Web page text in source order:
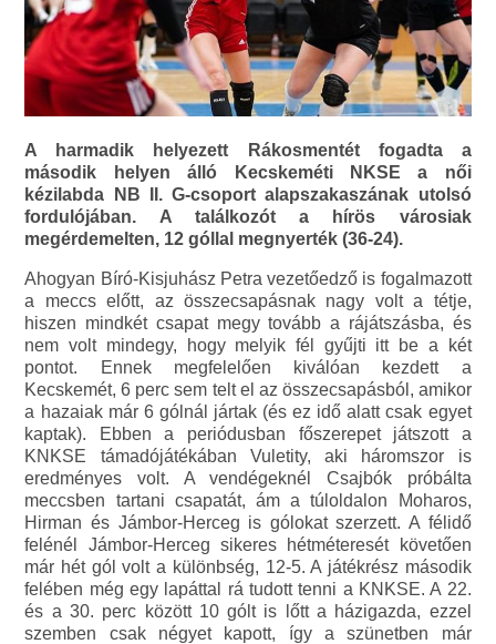
A harmadik helyezett Rákosmentét fogadta a
második helyen álló Kecskeméti NKSE a női
kézilabda NB II. G-csoport alapszakaszának utolsó
fordulójában. A találkozót a hírös városiak
megérdemelten, 12 góllal megnyerték (36-24).
Ahogyan Bíró-Kisjuhász Petra vezetőedző is fogalmazott
a meccs előtt, az összecsapásnak nagy volt a tétje,
hiszen mindkét csapat megy tovább a rájátszásba, és
nem volt mindegy, hogy melyik fél gyűjti itt be a két
pontot. Ennek megfelelően kiválóan kezdett a
Kecskemét, 6 perc sem telt el az összecsapásból, amikor
a hazaiak már 6 gólnál jártak (és ez idő alatt csak egyet
kaptak). Ebben a periódusban főszerepet játszott a
KNKSE támadójátékában Vuletity, aki háromszor is
eredményes volt. A vendégeknél Csajbók próbálta
meccsben tartani csapatát, ám a túloldalon Moharos,
Hirman és Jámbor-Herceg is gólokat szerzett. A félidő
felénél Jámbor-Herceg sikeres hétméteresét követően
már hét gól volt a különbség, 12-5. A játékrész második
felében még egy lapáttal rá tudott tenni a KNKSE. A 22.
és a 30. perc között 10 gólt is lőtt a házigazda, ezzel
szemben csak négyet kapott, így a szünetben már